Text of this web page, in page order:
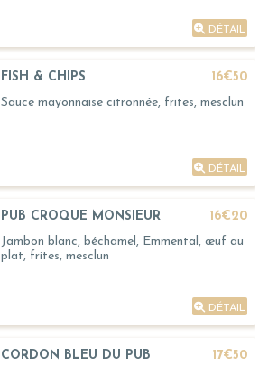
DÉTAIL
FISH & CHIPS
16€50
Sauce mayonnaise citronnée, frites, mesclun
DÉTAIL
PUB CROQUE MONSIEUR
16€20
Jambon blanc, béchamel, Emmental, œuf au
plat, frites, mesclun
DÉTAIL
CORDON BLEU DU PUB
17€50